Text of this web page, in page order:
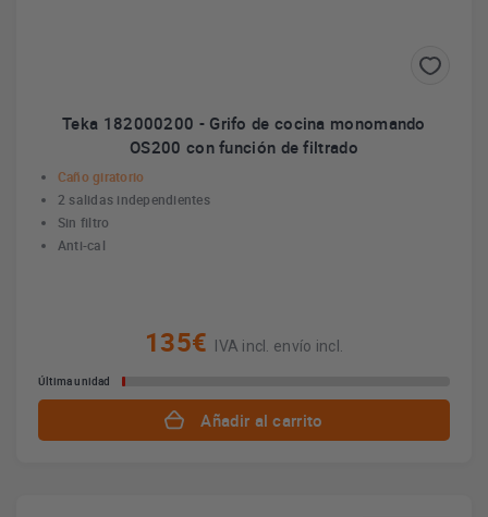
Teka 182000200 - Grifo de cocina monomando
OS200 con función de filtrado
Caño giratorio
2 salidas independientes
Sin filtro
Anti-cal
135€ IVA incl. envío incl.
Última unidad
Añadir al carrito